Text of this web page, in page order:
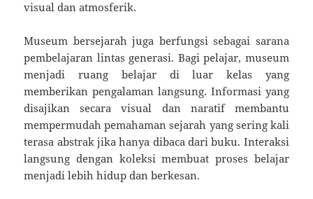
visual dan atmosferik.
Museum bersejarah juga berfungsi sebagai sarana
pembelajaran lintas generasi. Bagi pelajar, museum
menjadi ruang belajar di luar kelas yang
memberikan pengalaman langsung. Informasi yang
disajikan secara visual dan naratif membantu
mempermudah pemahaman sejarah yang sering kali
terasa abstrak jika hanya dibaca dari buku. Interaksi
langsung dengan koleksi membuat proses belajar
menjadi lebih hidup dan berkesan.